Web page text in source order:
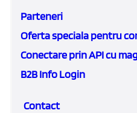
Parteneri
Oferta speciala pentru
Conectare prin API cu
B2B Info Login
Contact